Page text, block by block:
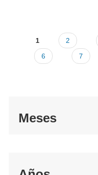
1 2
6
7
Meses